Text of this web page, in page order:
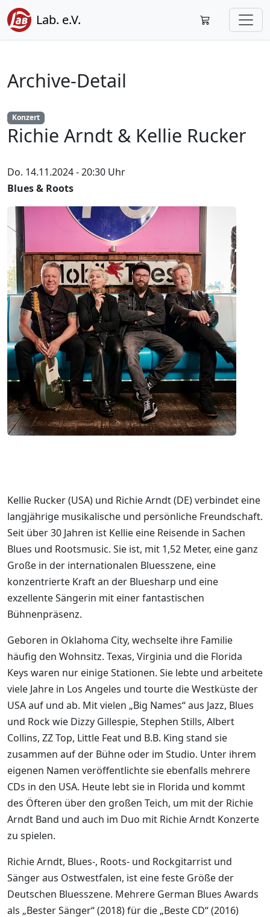
Lab. e.V.
Archive-Detail
Konzert
Richie Arndt & Kellie Rucker
Do. 14.11.2024 - 20:30 Uhr
Blues & Roots
Kellie Rucker (USA) und Richie Arndt (DE) verbindet eine
langjährige musikalische und persönliche Freundschaft.
Seit über 30 Jahren ist Kellie eine Reisende in Sachen
Blues und Rootsmusic. Sie ist, mit 1,52 Meter, eine ganz
Große in der internationalen Bluesszene, eine
konzentrierte Kraft an der Bluesharp und eine
exzellente Sängerin mit einer fantastischen
Bühnenpräsenz.
Geboren in Oklahoma City, wechselte ihre Familie
häufig den Wohnsitz. Texas, Virginia und die Florida
Keys waren nur einige Stationen. Sie lebte und arbeitete
viele Jahre in Los Angeles und tourte die Westküste der
USA auf und ab. Mit vielen „Big Names“ aus Jazz, Blues
und Rock wie Dizzy Gillespie, Stephen Stills, Albert
Collins, ZZ Top, Little Feat und B.B. King stand sie
zusammen auf der Bühne oder im Studio. Unter ihrem
eigenen Namen veröffentlichte sie ebenfalls mehrere
CDs in den USA. Heute lebt sie in Florida und kommt
des Öfteren über den großen Teich, um mit der Richie
Arndt Band und auch im Duo mit Richie Arndt Konzerte
zu spielen.
Richie Arndt, Blues-, Roots- und Rockgitarrist und
Sänger aus Ostwestfalen, ist eine feste Größe der
Deutschen Bluesszene. Mehrere German Blues Awards
als „Bester Sänger“ (2018) für die „Beste CD“ (2016)